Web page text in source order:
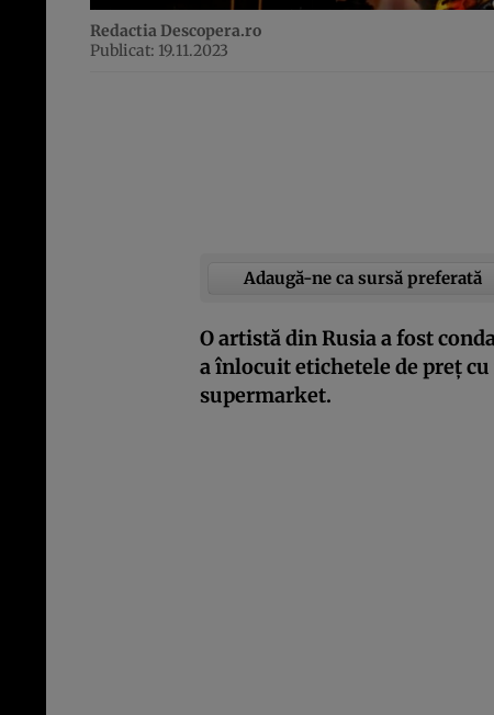
Redactia Descopera.ro
Publicat: 19.11.2023
Adaugă-ne ca sursă preferată
O artistă din Rusia a fost
a înlocuit etichetele de preț
supermarket.